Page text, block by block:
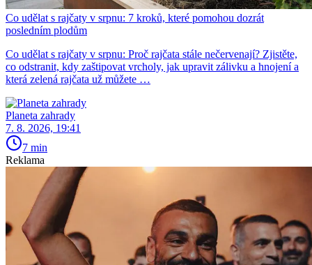
Co udělat s rajčaty v srpnu: 7 kroků, které pomohou dozrát
posledním plodům
Co udělat s rajčaty v srpnu: Proč rajčata stále nečervenají? Zjistěte,
co odstranit, kdy zaštipovat vrcholy, jak upravit zálivku a hnojení a
která zelená rajčata už můžete …
Planeta zahrady
7. 8. 2026, 19:41
7 min
Reklama